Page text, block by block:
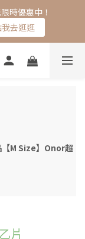
時優惠中！
去逛逛
M Size】Onor超
片